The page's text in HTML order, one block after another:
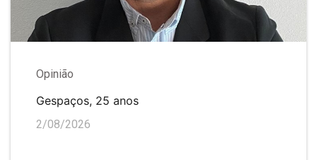
Opinião
Gespaços, 25 anos
2/08/2026